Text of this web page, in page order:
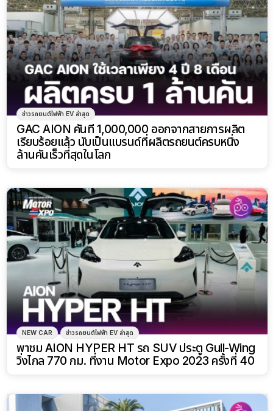
ข่าวรถยนต์ไฟฟ้า EV ล่าสุด
GAC AION คันที่ 1,000,000 ออกจากสายการผลิต
เรียบร้อยแล้ว นับเป็นแบรนด์ที่ผลิตรถยนต์ครบหนึ่ง
ล้านคันเร็วที่สุดในโลก
NEW CAR ข่าวรถยนต์ไฟฟ้า EV ล่าสุด
พาชม AION HYPER HT รถ SUV ประตู Gull-Wing
วิ่งไกล 770 กม. ที่งาน Motor Expo 2023 ครั้งที่ 40